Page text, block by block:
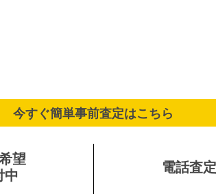
今すぐ簡単事前査定はこちら
望
中
電話査